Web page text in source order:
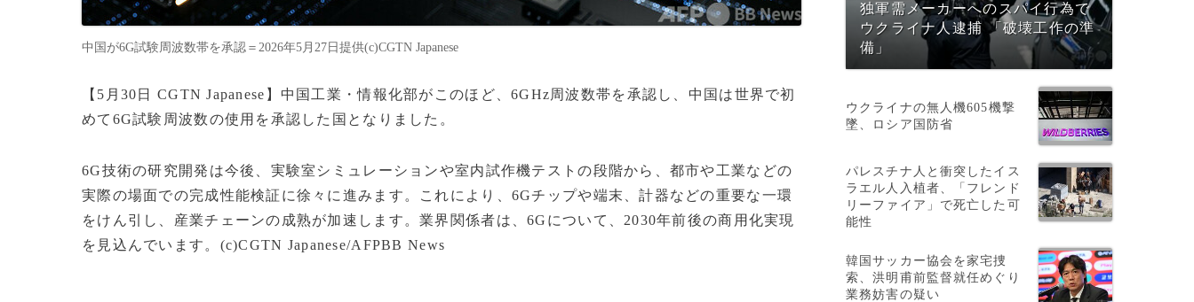
中国が6G試験周波数帯を承認＝2026年5月27日提供(c)CGTN Japanese
【5月30日 CGTN Japanese】中国工業・情報化部がこのほど、6GHz周波数帯を承認し、中国は世界で初
めて6G試験周波数の使用を承認した国となりました。
6G技術の研究開発は今後、実験室シミュレーションや室内試作機テストの段階から、都市や工業などの
実際の場面での完成性能検証に徐々に進みます。これにより、6Gチップや端末、計器などの重要な一環
をけん引し、産業チェーンの成熟が加速します。業界関係者は、6Gについて、2030年前後の商用化実現
を見込んでいます。(c)CGTN Japanese/AFPBB News
独軍需メーカーへのスパイ行為で
ウクライナ人逮捕 「破壊工作の準
備」
ウクライナの無人機605機撃
墜、ロシア国防省
パレスチナ人と衝突したイス
ラエル人入植者、「フレンド
リーファイア」で死亡した可
能性
韓国サッカー協会を家宅捜
索、洪明甫前監督就任めぐり
業務妨害の疑い